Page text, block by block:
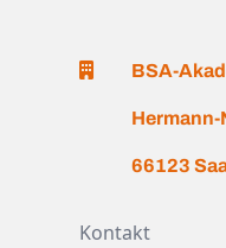
BSA-
Hermann-
66123
Kontakt